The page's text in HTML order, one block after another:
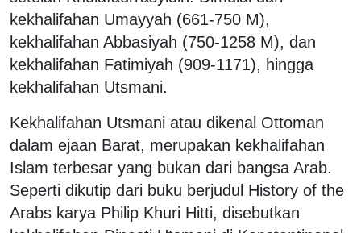
kekhalifahan Umayyah (661-750 M),
kekhalifahan Abbasiyah (750-1258 M), dan
kekhalifahan Fatimiyah (909-1171), hingga
kekhalifahan Utsmani.
Kekhalifahan Utsmani atau dikenal Ottoman
dalam ejaan Barat, merupakan kekhalifahan
Islam terbesar yang bukan dari bangsa Arab.
Seperti dikutip dari buku berjudul History of the
Arabs karya Philip Khuri Hitti, disebutkan